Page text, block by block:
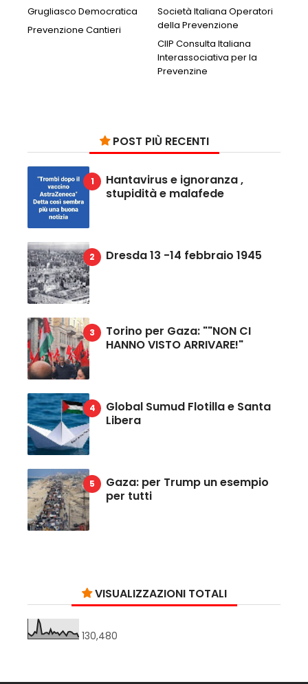
Grugliasco Democratica
Società Italiana Operatori
della Prevenzione
Prevenzione Cantieri
CIIP Consulta Italiana
Interassociativa per la
Prevenzine
POST PIÙ RECENTI
Hantavirus e ignoranza ,
stupidità e malafede
Dresda 13 -14 febbraio 1945
Torino per Gaza: ""NON CI
HANNO VISTO ARRIVARE!"
Global Sumud Flotilla e Santa
Libera
Gaza: per Trump un esempio
per tutti
VISUALIZZAZIONI TOTALI
130,480